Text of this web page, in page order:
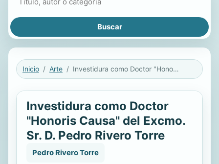
Inicio Arte Investidura como Doctor "Honoris Causa" del Excmo. Sr. D. Pedro Rivero Torre
Investidura como Doctor
"Honoris Causa" del Excmo.
Sr. D. Pedro Rivero Torre
Pedro Rivero Torre